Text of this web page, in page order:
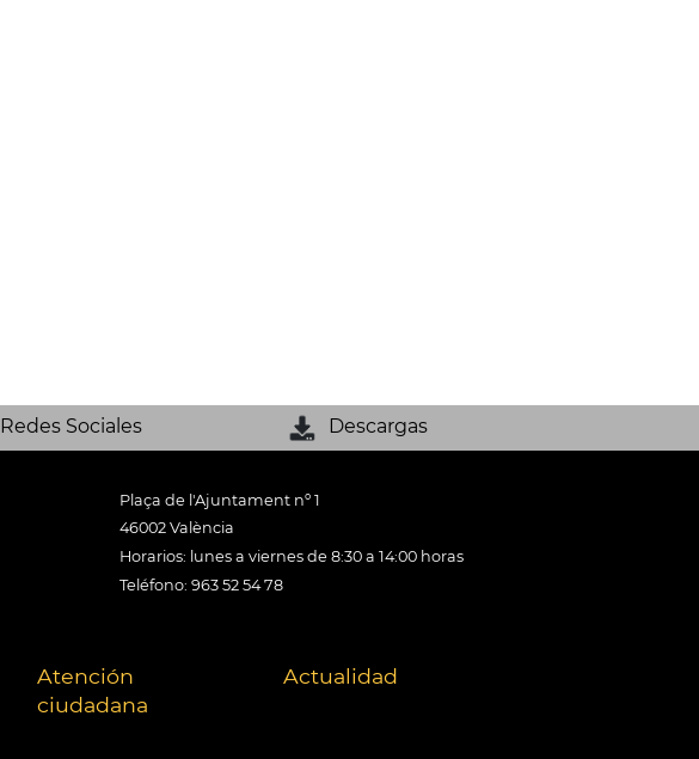
Redes Sociales Descargas
Plaça de l'Ajuntament nº 1
46002 València
Horarios: lunes a viernes de 8:30 a 14:00 horas
Teléfono: 963 52 54 78
Atención
ciudadana
Actualidad